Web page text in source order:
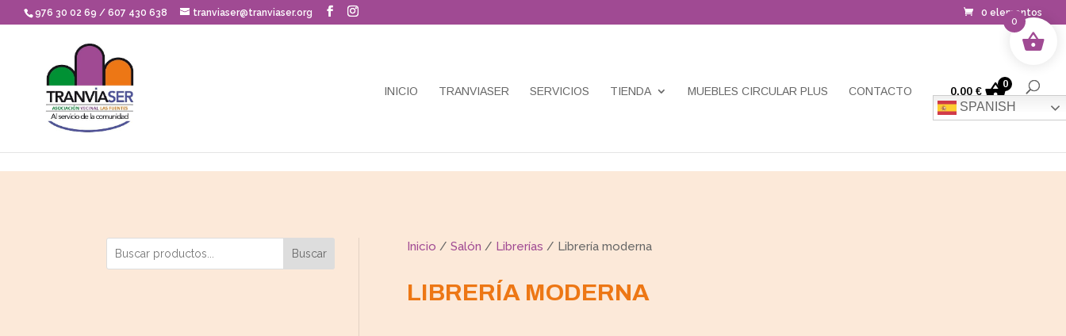
Skip to content
976 30 02 69 / 607 430 638 tranviaser@tranviaser.org 0 elementos
INICIO TRANVIASER SERVICIOS TIENDA MUEBLES CIRCULAR PLUS CONTACTO
SPANISH
0,00 €
0
Buscar
Inicio / Salón / Librerías / Librería moderna
LIBRERÍA MODERNA
0